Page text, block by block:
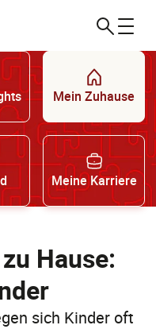
Mein Zuhause
Meine Karriere
Hause:
sich Kinder oft